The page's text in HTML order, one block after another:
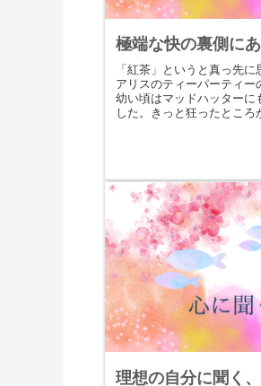
極端な快の裏側に
「紅茶」というと真っ先に
アリスのティーパーティー
幼い頃はマッドハッターに
した。きっと狂ったところ
理想の自分に聞く